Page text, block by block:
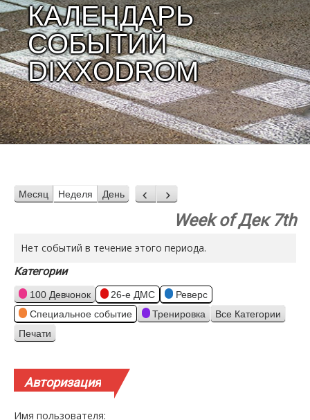
КАЛЕНДАРЬ
СОБЫТИЙ
DIXXODROM
Месяц Неделя День Назад
Вперед
Week of Дек 7th
Нет событий в течение этого периода.
Категории
100 Девчонок 26-е ДМС
Реверс
Специальное событие
Тренировка Все Категории
Просмотр
Печати
Авторизация
Имя пользователя: